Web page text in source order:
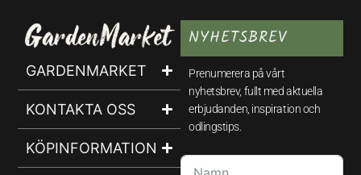
GARDENMARKET
KONTAKTA OSS
KÖPINFORMATION
NYHETSBREV
Prenumerera på vårt
nyhetsbrev, fullt med aktuella
erbjudanden, inspiration och
odlingstips.